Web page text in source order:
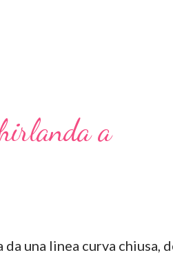
a
una linea curva chiusa,